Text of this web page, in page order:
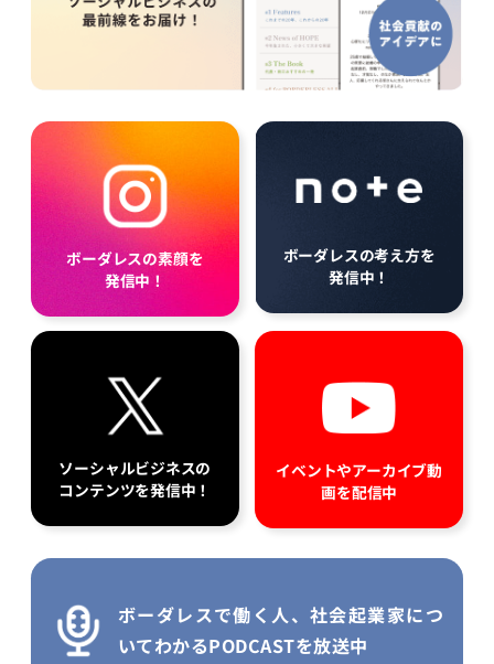
ボーダレスの素顔を
発信中！
ボーダレスの考え方を
発信中！
ソーシャルビジネスの
コンテンツを発信中！
イベントやアーカイブ動
画を配信中
ボーダレスで働く人、社会起業家につ
いてわかるPODCASTを放送中